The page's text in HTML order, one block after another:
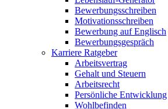
Bewerbungsschreiben
Motivationsschreiben
Bewerbung auf Englisch
Bewerbungsgespräch
Karriere Ratgeber
Arbeitsvertrag
Gehalt und Steuern
Arbeitsrecht
Persönliche Entwicklung
Wohlbefinden